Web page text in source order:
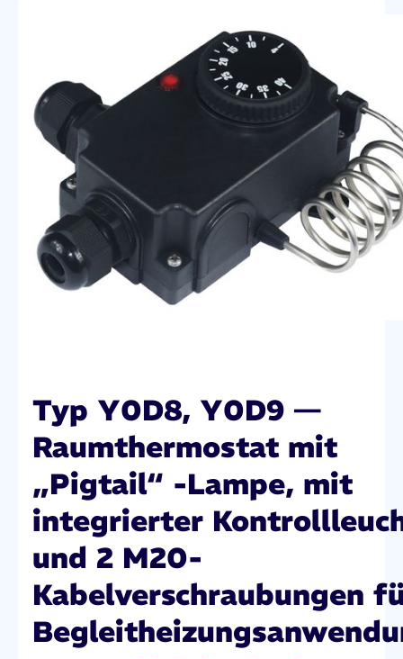
Typ Y0D8, Y0D9 —
Raumthermostat mit
„Pigtail“ -Lampe, mit
integrierter
und 2 M20-
Kabelverschraubungen